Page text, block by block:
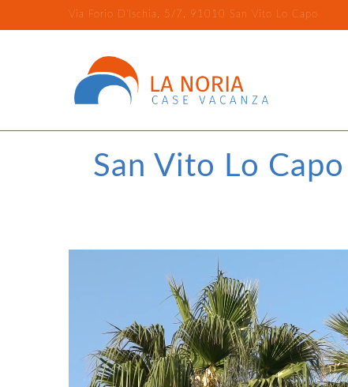
Via Forio D'Ischia, 5/7, 91010 San Vito Lo Capo
San Vito Lo